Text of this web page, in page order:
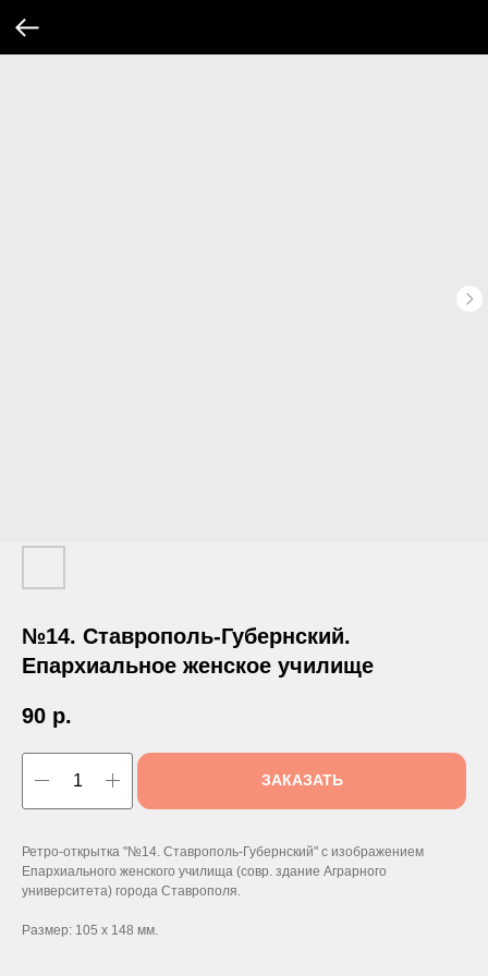
№14. Ставрополь-Губернский.
Епархиальное женское училище
90 р.
ЗАКАЗАТЬ
Ретро-открытка "№14. Ставрополь-Губернский" с изображением
Епархиального женского училища (совр. здание Аграрного
университета) города Ставрополя.
Размер: 105 х 148 мм.